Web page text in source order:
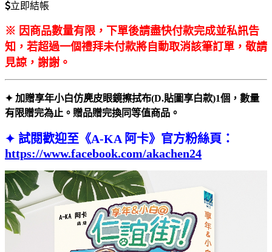
立即結帳
※ 因商品數量有限，下單後請盡快付款完成並私訊告
知，若超過一個禮拜未付款將自動取消該筆訂單，敬請
見諒，謝謝。
✦ 加贈享年小白仿麂皮眼鏡擦拭布(D.貼圖享白款)1個，數量
有限贈完為止。贈品贈完換同等值商品。
✦ 試閱歡迎至《A-KA 阿卡》官方粉絲頁：
https://www.facebook.com/akachen24